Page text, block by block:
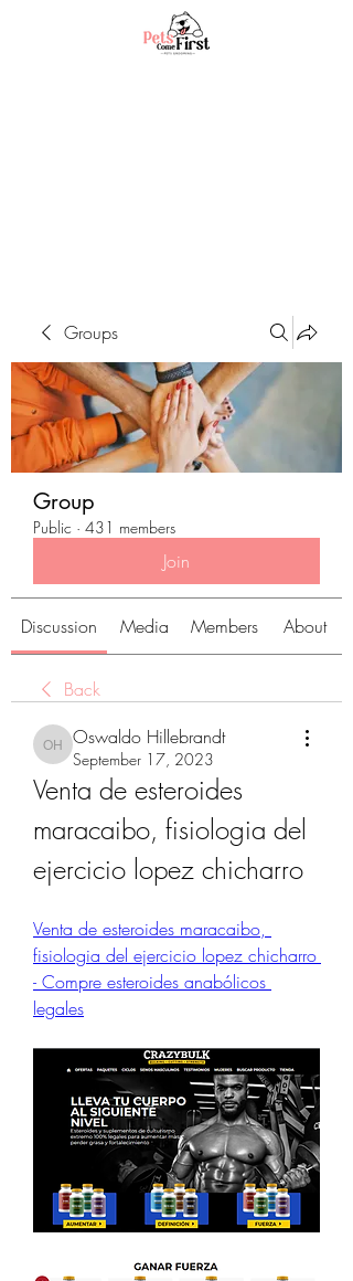
Groups
Group
Public · 431 members
Join
Discussion Media Members About
Back
Oswaldo Hillebrandt
Oswaldo Hillebrandt
September 17, 2023
Venta de esteroides
maracaibo, fisiologia del
ejercicio lopez chicharro
Venta de esteroides maracaibo,
fisiologia del ejercicio lopez chicharro
- Compre esteroides anabólicos
legales